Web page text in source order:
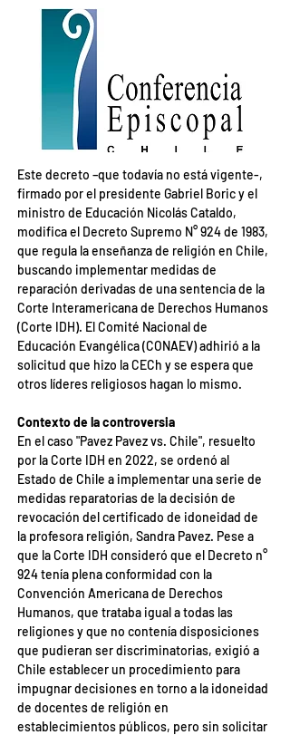
Este decreto –que todavía no está vigente-,
firmado por el presidente Gabriel Boric y el
ministro de Educación Nicolás Cataldo,
modifica el Decreto Supremo N° 924 de 1983,
que regula la enseñanza de religión en Chile,
buscando implementar medidas de
reparación derivadas de una sentencia de la
Corte Interamericana de Derechos Humanos
(Corte IDH). El Comité Nacional de
Educación Evangélica (CONAEV) adhirió a la
solicitud que hizo la CECh y se espera que
otros líderes religiosos hagan lo mismo.
Contexto de la controversia
En el caso "Pavez Pavez vs. Chile", resuelto
por la Corte IDH en 2022, se ordenó al
Estado de Chile a implementar una serie de
medidas reparatorias de la decisión de
revocación del certificado de idoneidad de
la profesora religión, Sandra Pavez. Pese a
que la Corte IDH consideró que el Decreto n°
924 tenía plena conformidad con la
Convención Americana de Derechos
Humanos, que trataba igual a todas las
religiones y que no contenía disposiciones
que pudieran ser discriminatorias, exigió a
Chile establecer un procedimiento para
impugnar decisiones en torno a la idoneidad
de docentes de religión en
establecimientos públicos, pero sin solicitar